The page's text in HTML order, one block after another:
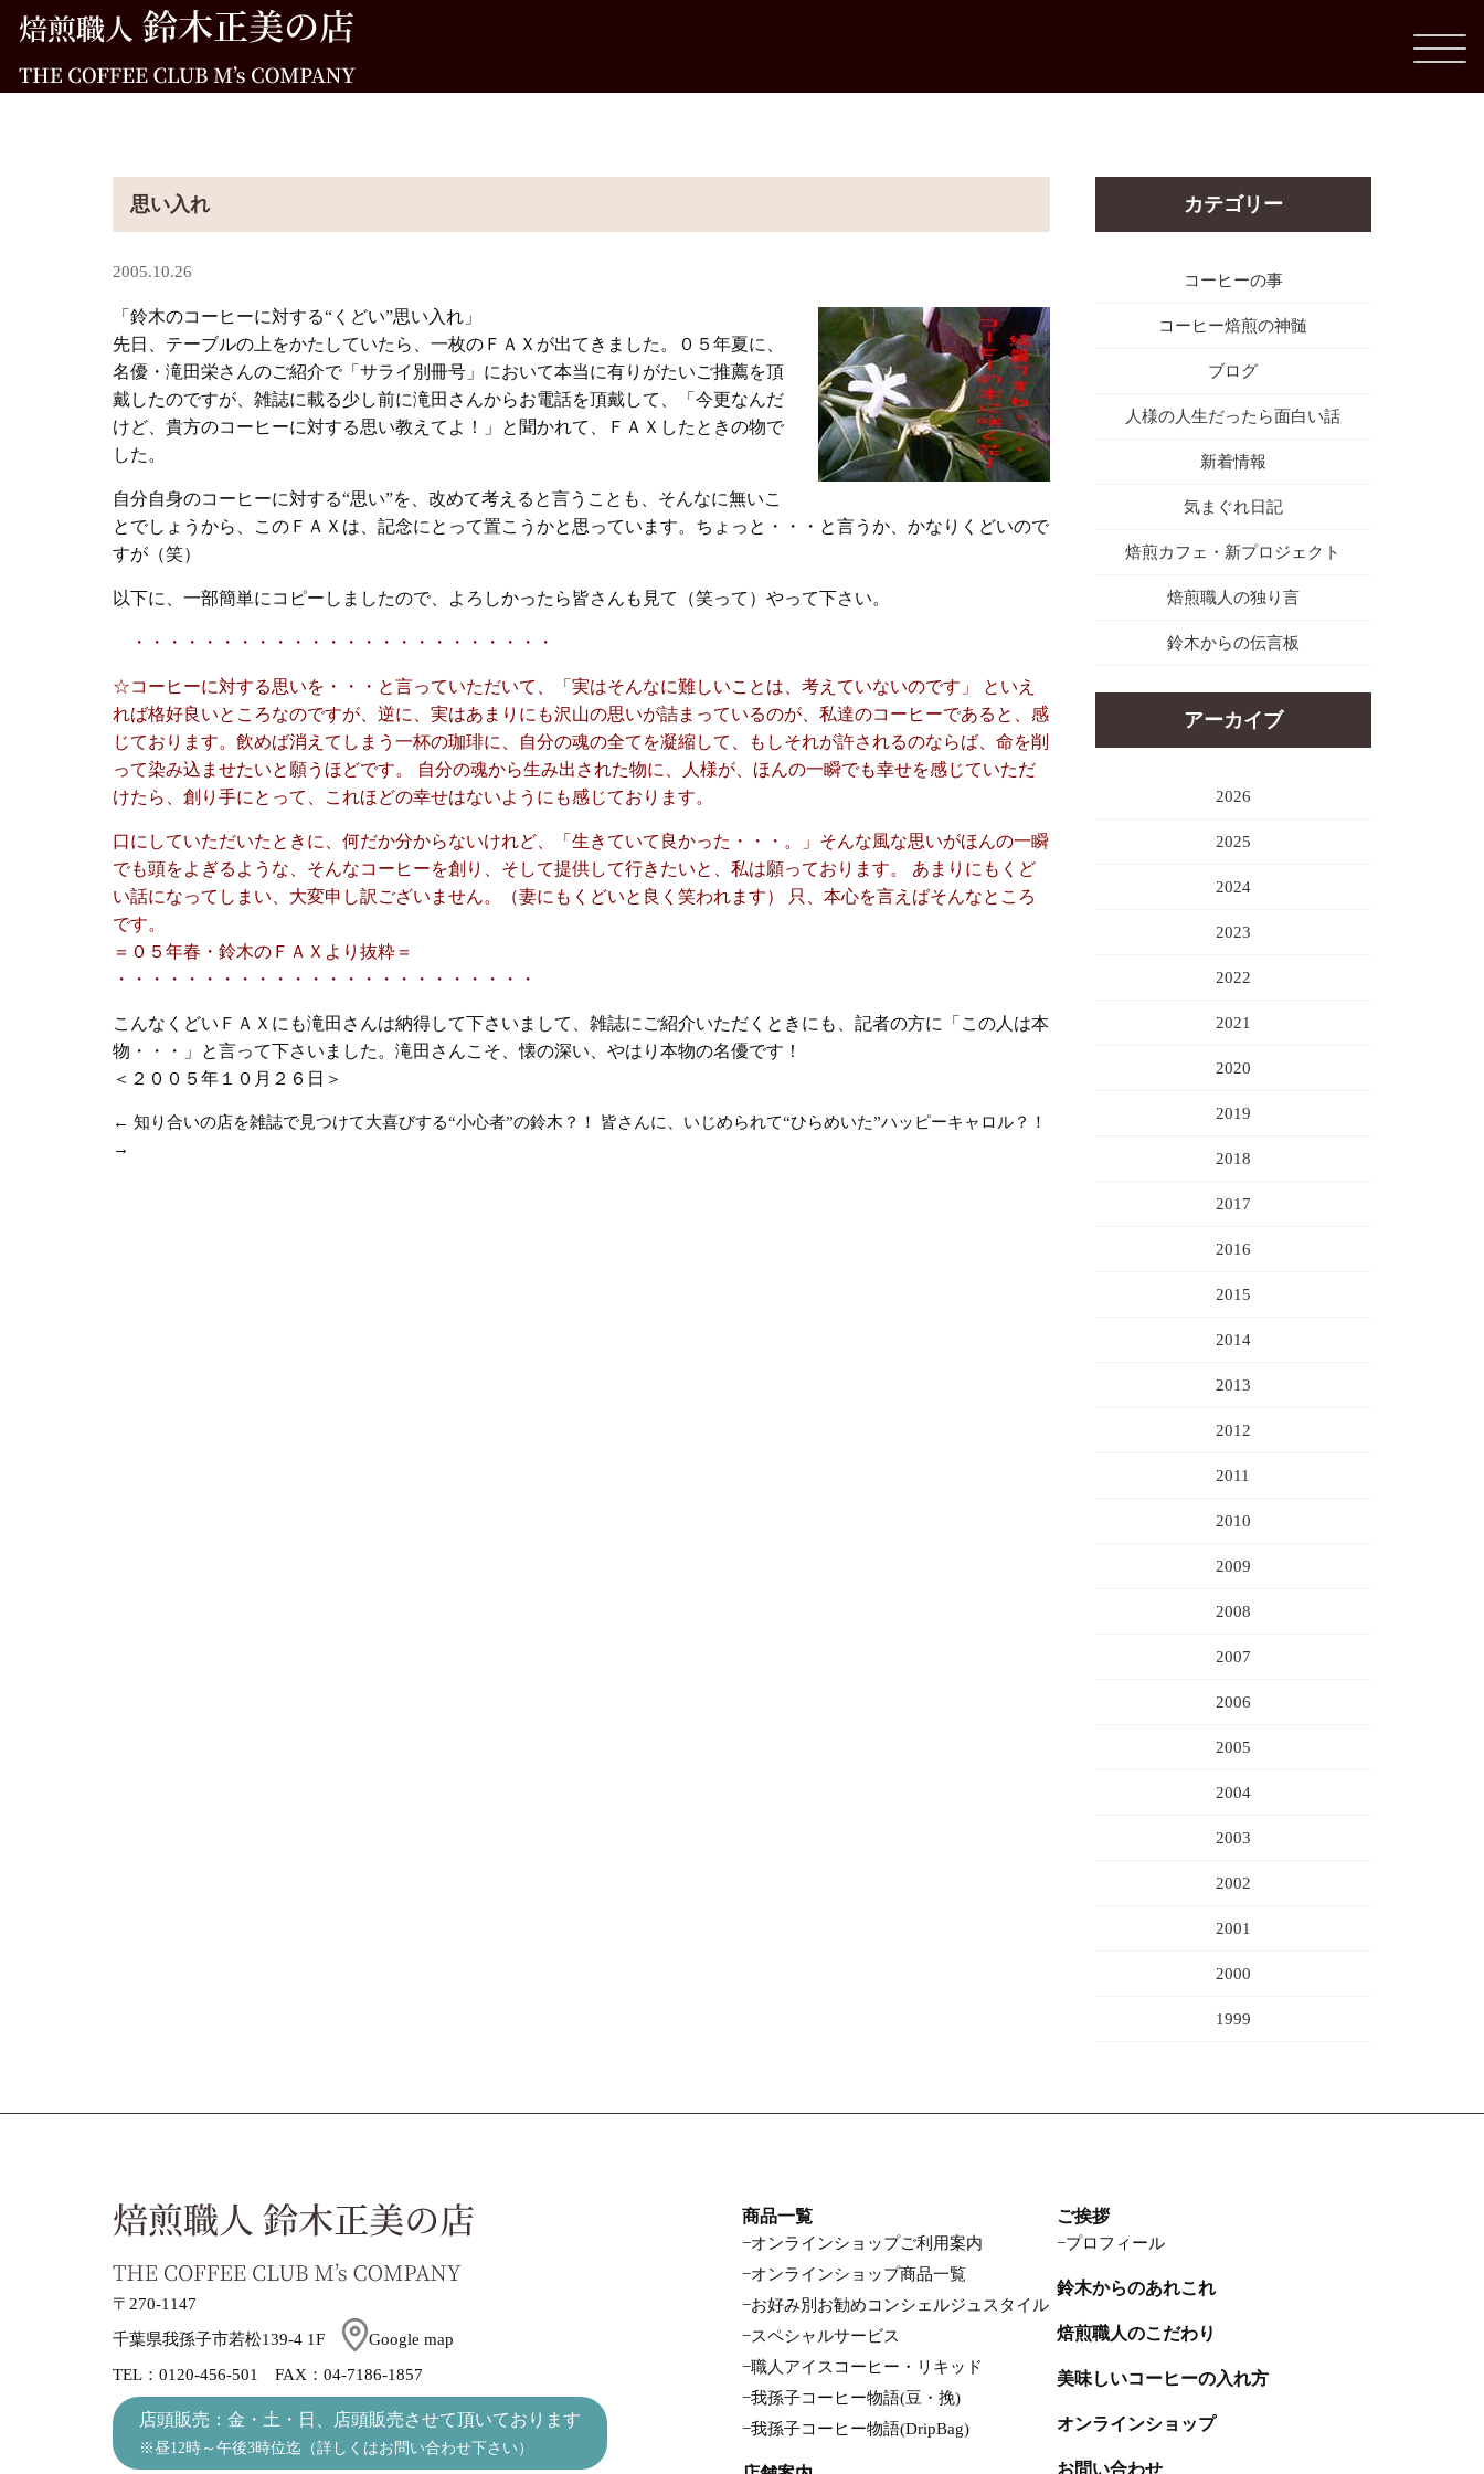
思い入れ
2005.10.26
「鈴木のコーヒーに対する“くどい”思い入れ」
先日、テーブルの上をかたしていたら、一枚のＦＡＸが出てきました。０５年夏に、
名優・滝田栄さんのご紹介で「サライ別冊号」において本当に有りがたいご推薦を頂
戴したのですが、雑誌に載る少し前に滝田さんからお電話を頂戴して、「今更なんだ
けど、貴方のコーヒーに対する思い教えてよ！」と聞かれて、ＦＡＸしたときの物で
した。
自分自身のコーヒーに対する“思い”を、改めて考えると言うことも、そんなに無いこ
とでしょうから、このＦＡＸは、記念にとって置こうかと思っています。ちょっと・・・と言うか、かなりくどいので
すが（笑）
以下に、一部簡単にコピーしましたので、よろしかったら皆さんも見て（笑って）やって下さい。
・・・・・・・・・・・・・・・・・・・・・・・・
☆コーヒーに対する思いを・・・と言っていただいて、「実はそんなに難しいことは、考えていないのです」 といえ
れば格好良いところなのですが、逆に、実はあまりにも沢山の思いが詰まっているのが、私達のコーヒーであると、感
じております。飲めば消えてしまう一杯の珈琲に、自分の魂の全てを凝縮して、もしそれが許されるのならば、命を削
って染み込ませたいと願うほどです。 自分の魂から生み出された物に、人様が、ほんの一瞬でも幸せを感じていただ
けたら、創り手にとって、これほどの幸せはないようにも感じております。
口にしていただいたときに、何だか分からないけれど、「生きていて良かった・・・。」そんな風な思いがほんの一瞬
でも頭をよぎるような、そんなコーヒーを創り、そして提供して行きたいと、私は願っております。 あまりにもくど
い話になってしまい、大変申し訳ございません。（妻にもくどいと良く笑われます） 只、本心を言えばそんなところ
です。
＝０５年春・鈴木のＦＡＸより抜粋＝
・・・・・・・・・・・・・・・・・・・・・・・・
こんなくどいＦＡＸにも滝田さんは納得して下さいまして、雑誌にご紹介いただくときにも、記者の方に「この人は本
物・・・」と言って下さいました。滝田さんこそ、懐の深い、やはり本物の名優です！
＜２００５年１０月２６日＞
← 知り合いの店を雑誌で見つけて大喜びする“小心者”の鈴木？！
皆さんに、いじめられて“ひらめいた”ハッピーキャロル？！
→
カテゴリー
コーヒーの事
コーヒー焙煎の神髄
ブログ
人様の人生だったら面白い話
新着情報
気まぐれ日記
焙煎カフェ・新プロジェクト
焙煎職人の独り言
鈴木からの伝言板
アーカイブ
2026
2025
2024
2023
2022
2021
2020
2019
2018
2017
2016
2015
2014
2013
2012
2011
2010
2009
2008
2007
2006
2005
2004
2003
2002
2001
2000
1999
〒270-1147
千葉県我孫子市若松139-4 1F
Google map
TEL：0120-456-501 FAX：04-7186-1857
店頭販売：金・土・日、店頭販売させて頂いております
※昼12時～午後3時位迄（詳しくはお問い合わせ下さい）
商品一覧
オンラインショップご利用案内
オンラインショップ商品一覧
お好み別お勧めコンシェルジュスタイル
スペシャルサービス
職人アイスコーヒー・リキッド
我孫子コーヒー物語(豆・挽)
我孫子コーヒー物語(DripBag)
ご挨拶
プロフィール
鈴木からのあれこれ
焙煎職人のこだわり
美味しいコーヒーの入れ方
オンラインショップ
お問い合わせ